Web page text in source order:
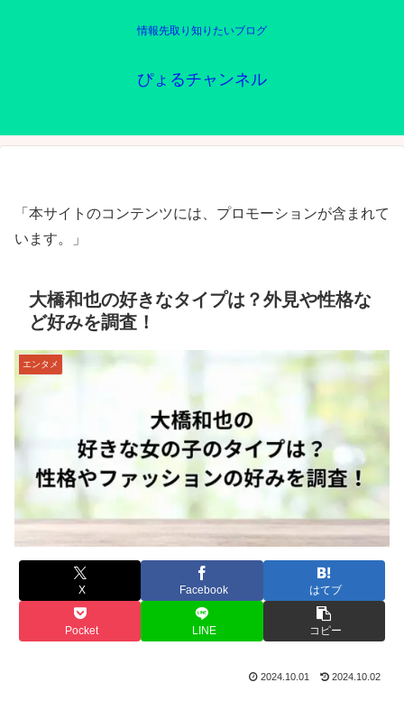
情報先取り知りたいブログ
ぴょるチャンネル
「本サイトのコンテンツには、プロモーションが含まれて
います。」
大橋和也の好きなタイプは？外見や性格な
ど好みを調査！
エンタメ
X Facebook はてブ
Pocket LINE コピー
2024.10.01 2024.10.02